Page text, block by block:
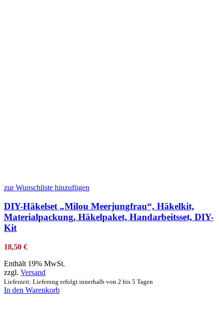
zur Wunschliste hinzufügen
DIY-Häkelset „Milou Meerjungfrau“, Häkelkit,
Materialpackung, Häkelpaket, Handarbeitsset, DIY-
Kit
18,50 €
Enthält 19% MwSt.
zzgl. Versand
Lieferzeit: Lieferung erfolgt innerhalb von 2 bis 5 Tagen
In den Warenkorb